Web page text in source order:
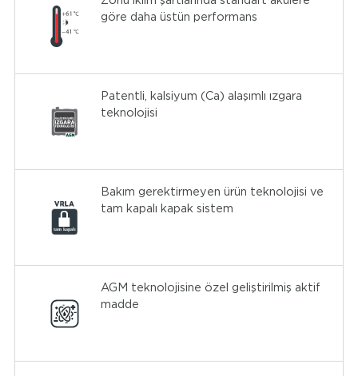
akülere oranla çok yüksek akımlara karşı üst düzey
dayanım sunar.
göre daha üstün performans
Patentli, kalsiyum (Ca) alaşımlı ızgara
teknolojisi
Bakım gerektirmeyen ürün teknolojisi ve
tam kapalı kapak sistem
AGM teknolojisine özel geliştirilmiş aktif
madde